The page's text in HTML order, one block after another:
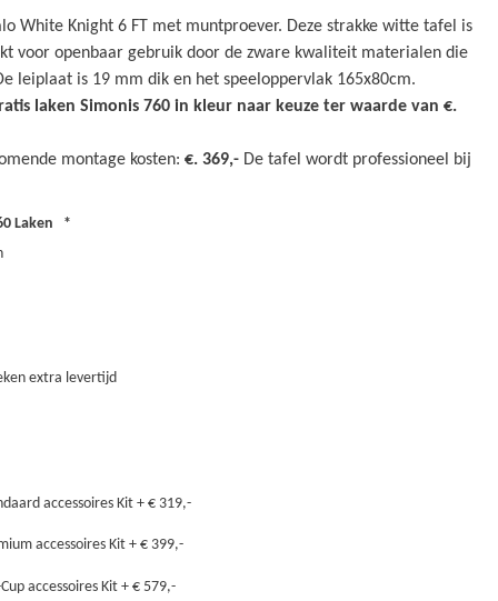
White Knight 6 FT met muntproever. Deze strakke witte tafel is
voor openbaar gebruik door de zware kwaliteit materialen die
leiplaat is 19 mm dik en het speeloppervlak 165x80cm.
laken Simonis 760 in kleur naar keuze ter waarde van €.
montage kosten:€. 369,- De tafel wordt professioneel bij
Laken
extra levertijd
accessoires Kit + € 319,-
accessoires Kit + € 399,-
accessoires Kit + € 579,-